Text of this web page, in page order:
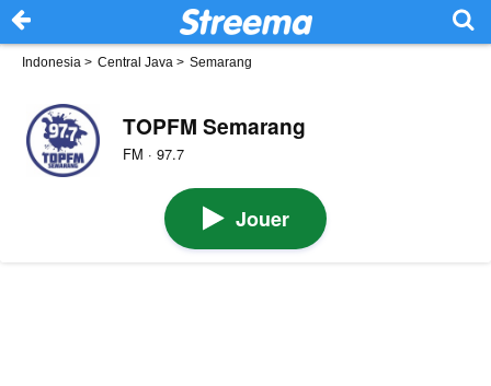
Indonesia > Central Java > Semarang
TOPFM Semarang
FM · 97.7
Jouer